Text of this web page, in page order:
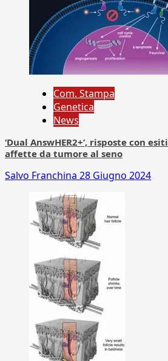
Com. Stampa
Genetica
News
‘Dual AnswHER2+’, risposte con
affette da tumore al seno
Salvo Franchina 28 Giugno 2024